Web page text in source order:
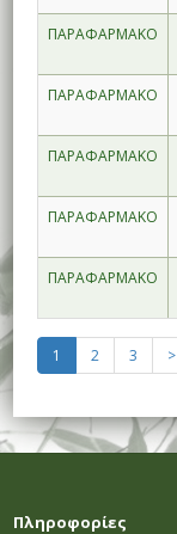
ΠΑΡΑΦΑΡΜΑΚΟ
ΠΑΡΑΦΑΡΜΑΚΟ
ΠΑΡΑΦΑΡΜΑΚΟ
ΠΑΡΑΦΑΡΜΑΚΟ
ΠΑΡΑΦΑΡΜΑΚΟ
1 2 3 >
Πληροφορίες